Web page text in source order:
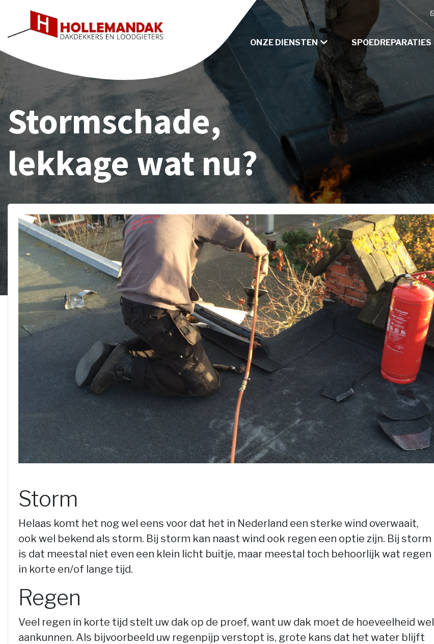
ONZE DIENSTEN SPOEDREPARATIES
Stormschade,
lekkage wat nu?
Storm
Helaas komt het nog wel eens voor dat het in Nederland een sterke wind overwaait,
ook wel bekend als storm. Bij storm kan naast wind ook regen een optie zijn. Bij storm
is dat meestal niet even een klein licht buitje, maar meestal toch behoorlijk wat regen
in korte en/of lange tijd.
Regen
Veel regen in korte tijd stelt uw dak op de proef, want uw dak moet de hoeveelheid wel
aankunnen. Als bijvoorbeeld uw regenpijp verstopt is, grote kans dat het water blijft